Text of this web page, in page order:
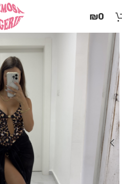
זֶה
מַעֲרֶכֶת
"המרכז
הישראלי
לְהַנְגָּשָׁת
אָתָרִים".
הַמְּסַיַּעַת
לִנְגִישׁוּת
הָאֲתָר.
לִפְתִיחַת
תַּפְרִיט
הֵנְּגִישׁוּת
לְחַץ
ALT+0
₪0